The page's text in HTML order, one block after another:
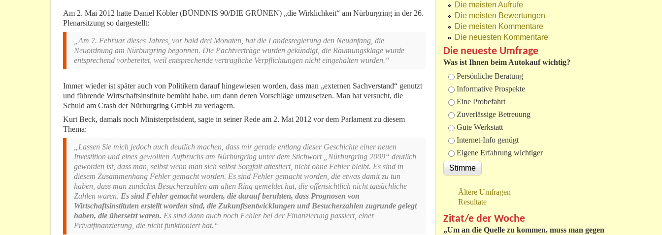
Am 2. Mai 2012 hatte Daniel Köbler (BÜNDNIS 90/DIE GRÜNEN) „die Wirklichkeit“ am Nürburgring in der 26.
Plenarsitzung so dargestellt:
„Am 7. Februar dieses Jahres, vor bald drei Monaten, hat die Landesregierung den Neuanfang, die
Neuordnung am Nürburgring begonnen. Die Pachtverträge wurden gekündigt, die Räumungsklage wurde
entsprechend vorbereitet, weil entsprechende vertragliche Verpflichtungen nicht eingehalten wurden.“
Immer wieder ist später auch von Politikern darauf hingewiesen worden, dass man „externen Sachverstand“ genutzt
und führende Wirtschaftsinstitute bemüht habe, um dann deren Vorschläge umzusetzen. Man hat versucht, die
Schuld am Crash der Nürburgring GmbH zu verlagern.
Kurt Beck, damals noch Ministerpräsident, sagte in seiner Rede am 2. Mai 2012 vor dem Parlament zu diesem
Thema:
„Lassen Sie mich jedoch auch deutlich machen, dass mir gerade entlang dieser Geschichte einer neuen
Investition und eines gewollten Aufbruchs am Nürburgring unter dem Stichwort „Nürburgring 2009“ deutlich
geworden ist, dass man, selbst wenn man sich selbst Sorgfalt attestiert, nicht ohne Fehler bleibt. Es sind in
diesem Zusammenhang Fehler gemacht worden. Es sind Fehler gemacht worden, die etwas damit zu tun
haben, dass man zunächst Besucherzahlen am alten Ring gemeldet hat, die offensichtlich nicht tatsächliche
Zahlen waren. Es sind Fehler gemacht worden, die darauf beruhten, dass Prognosen von
Wirtschaftsinstituten erstellt worden sind, die Zukunftsentwicklungen und Besucherzahlen zugrunde gelegt
haben, die übersetzt waren. Es sind dann auch noch Fehler bei der Finanzierung passiert, einer
Privatfinanzierung, die nicht funktioniert hat.“
Die meisten Aufrufe
Die meisten Bewertungen
Die meisten Kommentare
Die neuesten Kommentare
Die neueste Umfrage
Was ist Ihnen beim Autokauf wichtig?
Auswahlmöglichkeiten
Persönliche Beratung
Informative Prospekte
Eine Probefahrt
Zuverlässige Betreuung
Gute Werkstatt
Internet-Info genügt
Eigene Erfahrung wichtiger
Ältere Umfragen
Resultate
Zitat/e der Woche
„Um an die Quelle zu kommen, muss man gegen